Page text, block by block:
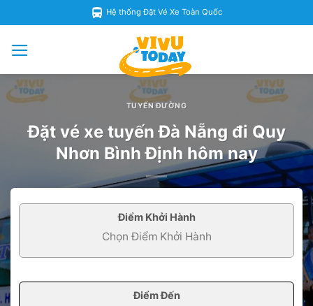
Hệ thống Đặt Vé Xe Toàn Quốc
TUYẾN ĐƯỜNG
Đặt vé xe tuyến Đà Nẵng đi Quy
Nhơn Bình Định hôm nay
Điểm Khởi Hành
Điểm Đến